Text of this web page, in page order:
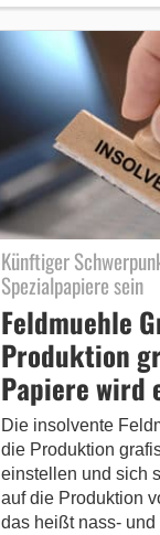
Künftiger
Spezialpapiere sein
Feldmuehle
Produktion
Papiere wird
Die insolvente
die Produktion
einstellen und sich
auf die Produktion
das heißt nass-